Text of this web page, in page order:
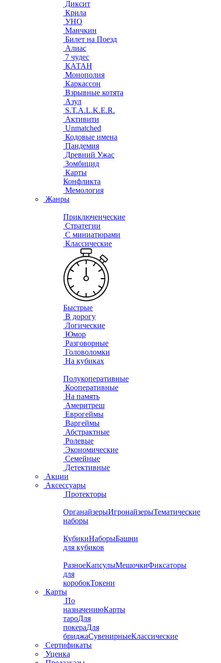
Диксит
Крила
УНО
Манчкин
Билет на Поезд
Алиас
7 чудес
КАТАН
Монополия
Каркассон
Взрывные котята
Азул
S.T.A.L.K.E.R.
Активити
Unmatched
Кодовые имена
Пандемия
Древний Ужас
Зомбицид
Карты
Конфликта
Мемология
Жанры
Приключенческие
Стратегии
С миниатюрами
Классические
Быстрые
В дорогу
Логические
Юмор
Разговорные
Головоломки
На кубиках
Полукоперативные
Кооперативные
На память
Америтреш
Еврогеймы
Варгеймы
Абстрактные
Ролевые
Экономические
Семейные
Детективные
Акции
Аксессуары
Протекторы
ОрганайзерыИгронайзерыТематические
наборы
КубикиНаборыБашни
для кубиков
РазноеКапсулыМешочкиФиксаторы
для
коробокТокени
Карты
По
назначениюКарты
тароДля
покераДля
бриджаСувенирныеКлассические
Сертификаты
Уценка